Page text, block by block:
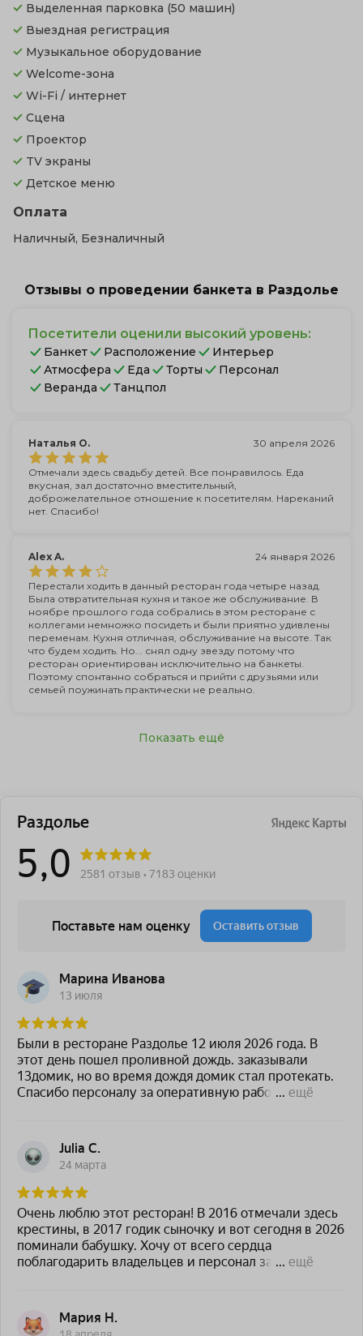
Выделенная парковка (50 машин)
Выездная регистрация
Музыкальное оборудование
Welcome-зона
Wi-Fi / интернет
Сцена
Проектор
TV экраны
Детское меню
Оплата
Наличный, Безналичный
Отзывы о проведении банкета в Раздолье
Посетители оценили высокий уровень:
Банкет Расположение
Интерьер
Атмосфера
Еда Торты
Персонал
Веранда
Танцпол
Наталья О. 30 апреля 2026
Отмечали здесь свадьбу детей. Все понравилось. Еда
вкусная, зал достаточно вместительный,
доброжелательное отношение к посетителям. Нареканий
нет. Спасибо!
Alex A. 24 января 2026
Перестали ходить в данный ресторан года четыре назад.
Была отвратительная кухня и такое же обслуживание. В
ноябре прошлого года собрались в этом ресторане с
коллегами немножко посидеть и были приятно удивлены
переменам. Кухня отличная, обслуживание на высоте. Так
что будем ходить. Но... снял одну звезду потому что
ресторан ориентирован исключительно на банкеты.
Поэтому спонтанно собраться и прийти с друзьями или
семьей поужинать практически не реально.
Показать ещё